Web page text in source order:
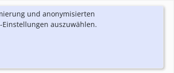
und anonymisierten
Einstellungen auszuwählen.